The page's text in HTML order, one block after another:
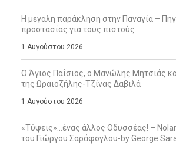
Η μεγάλη παράκληση στην Παναγία –
προστασίας για τους πιστούς
1 Αυγούστου 2026
Ο Άγιος Παΐσιος, ο Μανώλης Μητσιάς
της Ωραιοζήλης-Τζίνας Δαβιλά
1 Αυγούστου 2026
«Τύψεις»…ένας άλλος Οδυσσέας! –
του Γιώργου Σαράφογλου-by George